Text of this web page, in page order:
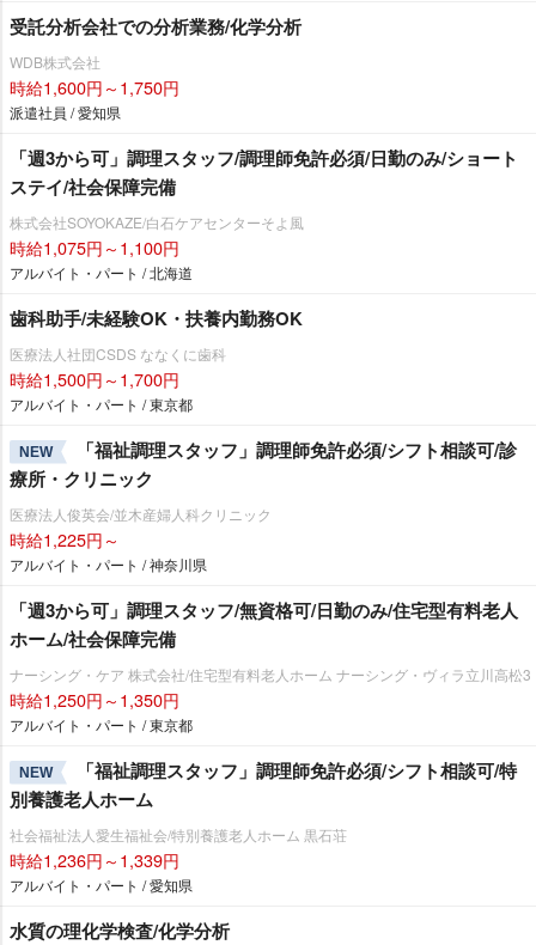
受託分析会社での分析業務/化学分析
WDB株式会社
時給1,600円～1,750円
派遣社員 / 愛知県
「週3から可」調理スタッフ/調理師免許必須/日勤のみ/ショート
ステイ/社会保障完備
株式会社SOYOKAZE/白石ケアセンターそよ風
時給1,075円～1,100円
アルバイト・パート / 北海道
歯科助手/未経験OK・扶養内勤務OK
医療法人社団CSDS ななくに歯科
時給1,500円～1,700円
アルバイト・パート / 東京都
NEW
「福祉調理スタッフ」調理師免許必須/シフト相談可/診
療所・クリニック
医療法人俊英会/並木産婦人科クリニック
時給1,225円～
アルバイト・パート / 神奈川県
「週3から可」調理スタッフ/無資格可/日勤のみ/住宅型有料老人
ホーム/社会保障完備
ナーシング・ケア 株式会社/住宅型有料老人ホーム ナーシング・ヴィラ立川高松3
時給1,250円～1,350円
アルバイト・パート / 東京都
NEW
「福祉調理スタッフ」調理師免許必須/シフト相談可/特
別養護老人ホーム
社会福祉法人愛生福祉会/特別養護老人ホーム 黒石荘
時給1,236円～1,339円
アルバイト・パート / 愛知県
水質の理化学検査/化学分析